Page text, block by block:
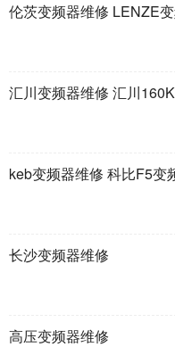
伦茨变频器维修 LENZE
汇川变频器维修 汇川
keb变频器维修 科比F5变
长沙变频器维修
高压变频器维修